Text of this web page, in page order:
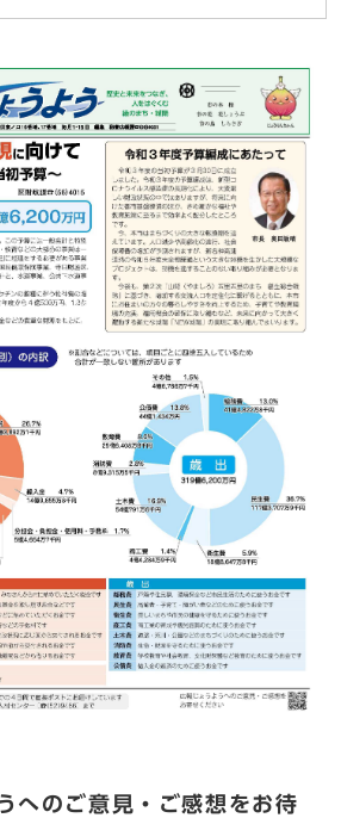
へのご意見・ご感想をお待